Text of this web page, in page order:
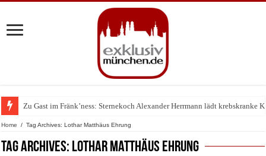
Zu Gast im Fränk’ness: Sternekoch Alexander Herrmann lädt krebskranke
Warum München gerade zum Treffpunkt der Lingerie-Branche wurde
Home / Tag Archives: Lothar Matthäus Ehrung
Tag Archives: Lothar Matthäus Ehrung